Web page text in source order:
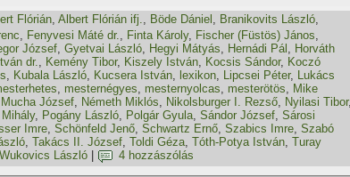
Flórián, Albert Flórián ifj., Böde Dániel , Branikovits László,
, Fenyvesi Máté dr., Finta Károly, Fischer (Füstös) János,
József, Gyetvai László, Hegyi Mátyás, Hernádi Pál , Horváth
dr., Kemény Tibor, Kiszely István, Kocsis Sándor, Koczó
, Kubala László, Kucsera István, lexikon, Lipcsei Péter, Lukács
, mesternégyes, mesternyolcas, mesterötös, Mike
Mucha József, Németh Miklós, Nikolsburger I. Rezső, Nyilasi Tibor
, Pogány László, Polgár Gyula, Sándor József, Sárosi
Imre, Schönfeld Jenő, Schwartz Ernő, Szabics Imre, Szabó
, Takács II. József, Toldi Géza, Tóth-Potya István, Turay
Wukovics László 4 hozzászólás